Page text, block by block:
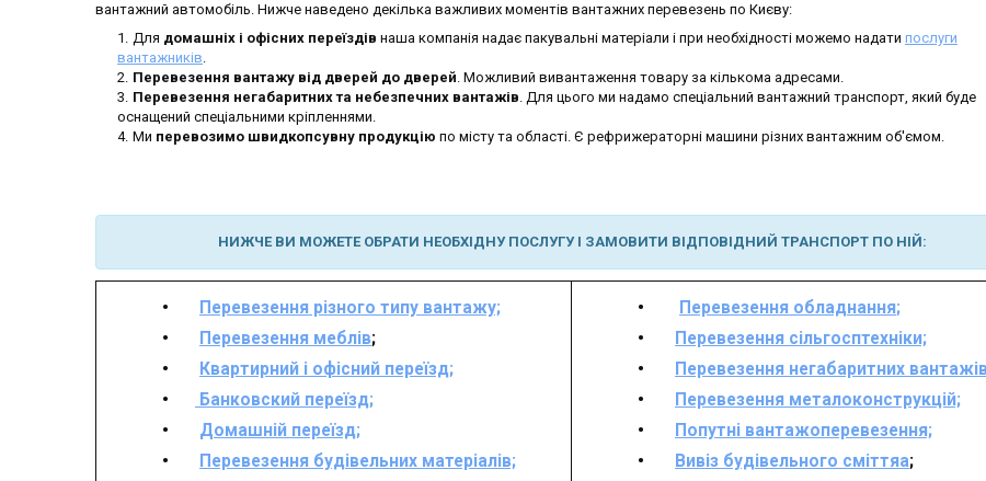
вантажний автомобіль. Нижче наведено декілька важливих моментів вантажних перевезень по Києву:
Для домашніх і офісних переїздів наша компанія надає пакувальні матеріали і при необхідності можемо надати послуги
вантажників.
Перевезення вантажу від дверей до дверей. Можливий вивантаження товару за кількома адресами.
Перевезення негабаритних та небезпечних вантажів. Для цього ми надамо спеціальний вантажний транспорт, який буде
оснащений спеціальними кріпленнями.
Ми перевозимо швидкопсувну продукцію по місту та області. Є рефрижераторні машини різних вантажним об'ємом.
НИЖЧЕ ВИ МОЖЕТЕ ОБРАТИ НЕОБХІДНУ ПОСЛУГУ І ЗАМОВИТИ ВІДПОВІДНИЙ ТРАНСПОРТ ПО НІЙ:
Перевезення різного типу вантажу;
Перевезення меблів;
Квартирний і офісний переїзд;
Банковский переїзд;
Домашній переїзд;
Перевезення будівельних матеріалів;
Перевезення обладнання;
Перевезення сільгосптехніки;
Перевезення негабаритних
Перевезення металоконструкцій;
Попутні вантажоперевезення;
Вивіз будівельного сміттяа;